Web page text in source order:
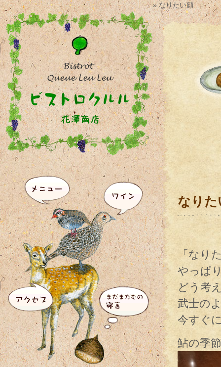
» なりたい顔
なりた
「なり
やっぱ
どう考
武士の
今すぐ
鮎の季